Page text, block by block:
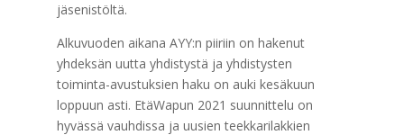
jäsenistöltä.
Alkuvuoden aikana AYY:n piiriin on hakenut
yhdeksän uutta yhdistystä ja yhdistysten
toiminta-avustuksien haku on auki kesäkuun
loppuun asti. EtäWapun 2021 suunnittelu on
hyvässä vauhdissa ja uusien teekkarilakkien